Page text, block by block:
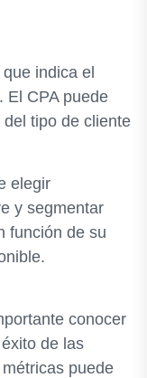
indica el
El CPA puede
tipo de cliente
elegir
y segmentar
función de su
conocer
de las
puede